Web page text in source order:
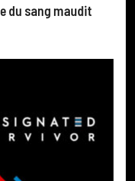
du sang maudit